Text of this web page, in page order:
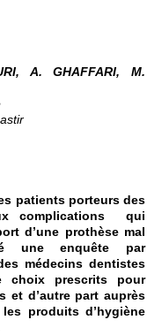
A. GHAFFARI, M.
patients porteurs des
complications qui
d’une prothèse mal
une enquête par
médecins dentistes
choix prescrits pour
et d’autre part auprès
produits d’hygiène